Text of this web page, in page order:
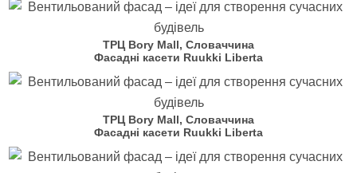
ТРЦ Bory Mall, Словаччина
Фасадні касети Ruukki Liberta
ТРЦ Bory Mall, Словаччина
Фасадні касети Ruukki Liberta